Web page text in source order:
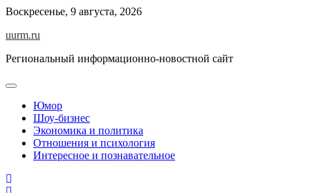
Skip
content
Воскресенье, 9 августа, 2026
uurm.ru
Региональный информационно-новостной сайт
Юмор
Шоу-бизнес
Экономика и политика
Отношения и психология
Интересное и познавательное